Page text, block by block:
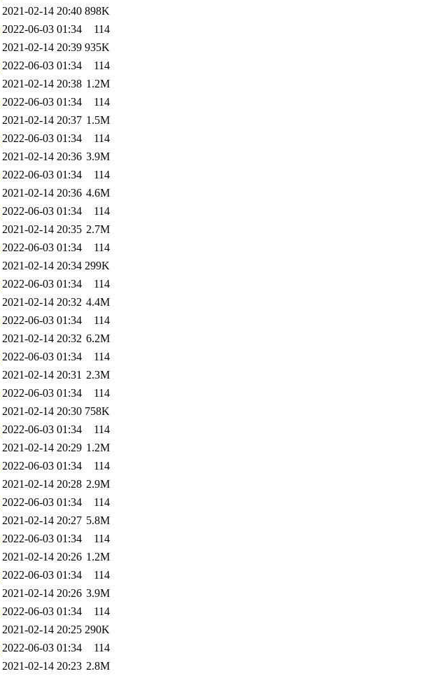
2021-02-14 20:40 898K
2022-06-03 01:34
114
2021-02-14 20:39 935K
2022-06-03 01:34
114
2021-02-14 20:38 1.2M
2022-06-03 01:34
114
2021-02-14 20:37 1.5M
2022-06-03 01:34
114
2021-02-14 20:36 3.9M
2022-06-03 01:34
114
2021-02-14 20:36 4.6M
2022-06-03 01:34
114
2021-02-14 20:35 2.7M
2022-06-03 01:34
114
2021-02-14 20:34 299K
2022-06-03 01:34
114
2021-02-14 20:32 4.4M
2022-06-03 01:34
114
2021-02-14 20:32 6.2M
2022-06-03 01:34
114
2021-02-14 20:31 2.3M
2022-06-03 01:34
114
2021-02-14 20:30 758K
2022-06-03 01:34
114
2021-02-14 20:29 1.2M
2022-06-03 01:34
114
2021-02-14 20:28 2.9M
2022-06-03 01:34
114
2021-02-14 20:27 5.8M
2022-06-03 01:34
114
2021-02-14 20:26 1.2M
2022-06-03 01:34
114
2021-02-14 20:26 3.9M
2022-06-03 01:34
114
2021-02-14 20:25 290K
2022-06-03 01:34
114
2021-02-14 20:23 2.8M